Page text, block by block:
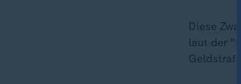
Diese
laut der